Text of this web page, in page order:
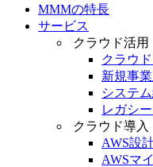
MMMの特長
サービス
クラウド活用
クラウ
新規事
システ
レガシ
クラウド導入
AWS設
AWSマ